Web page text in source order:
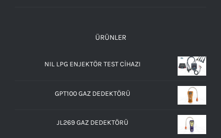
ÜRÜNLER
NIL LPG ENJEKTÖR TEST CİHAZI
GPT100 GAZ DEDEKTÖRÜ
JL269 GAZ DEDEKTÖRÜ